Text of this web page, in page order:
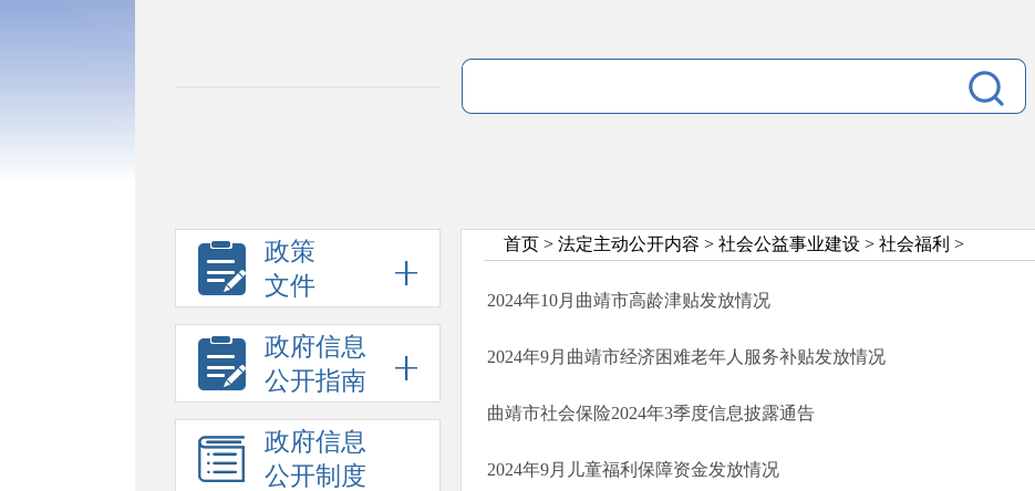
政策
文件
政府信息
公开指南
政府信息
公开制度
首页 > 法定主动公开内容 > 社会公益事业建设 > 社会福利 >
2024年10月曲靖市高龄津贴发放情况
2024年9月曲靖市经济困难老年人服务补贴发放情况
曲靖市社会保险2024年3季度信息披露通告
2024年9月儿童福利保障资金发放情况